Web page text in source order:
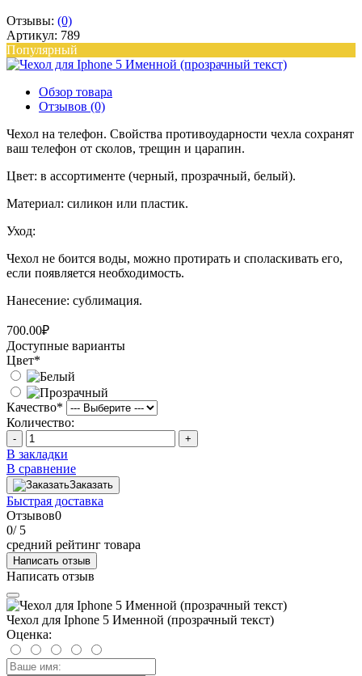
Отзывы: (0)
Артикул: 789
Популярный
Обзор товара
Отзывов (0)
Чехол на телефон. Свойства противоударности чехла сохранят
ваш телефон от сколов, трещин и царапин.
Цвет: в ассортименте (черный, прозрачный, белый).
Материал: силикон или пластик.
Уход:
Чехол не боится воды, можно протирать и споласкивать его,
если появляется необходимость.
Нанесение: сублимация.
700.00₽
Доступные варианты
Цвет*
Качество*
Количество:
- +
В закладки
В сравнение
Заказать
Быстрая доставка
Отзывов0
0/ 5
средний рейтинг товара
Написать отзыв
Написать отзыв
Чехол для Iphone 5 Именной (прозрачный текст)
Оценка: